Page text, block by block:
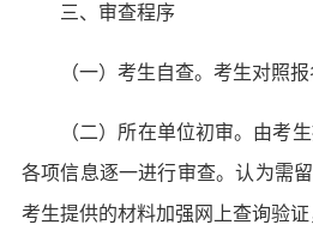
三、审查程序
（一）考生自查。考生对照
（二）所在单位初审。由考
各项信息逐一进行审查。认为需
考生提供的材料加强网上查询验